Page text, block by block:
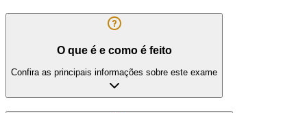
O que é e como é feito
Confira as principais informações sobre este exame